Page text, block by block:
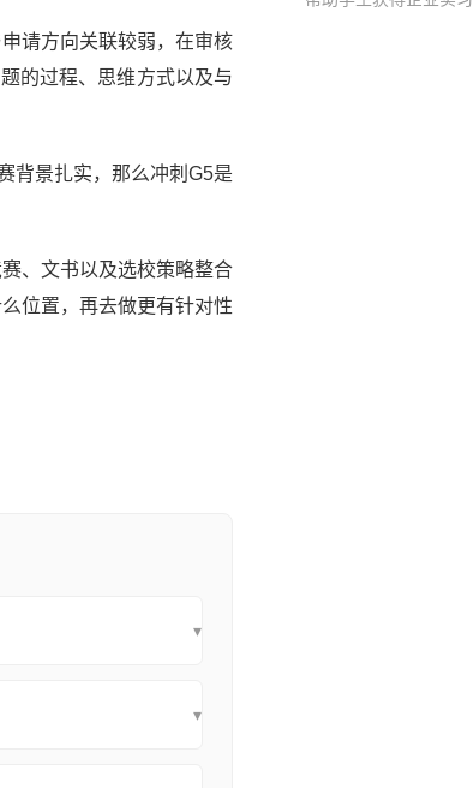
请方向关联较弱，在审核
的过程、思维方式以及与
背景扎实，那么冲刺G5是
、文书以及选校策略整合
位置，再去做更有针对性
▾
▾